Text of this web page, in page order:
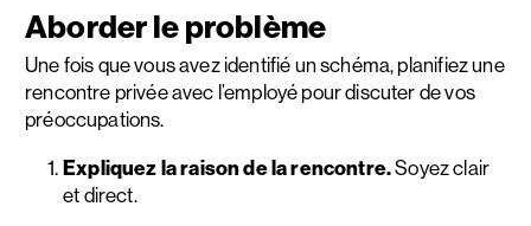
Aborder le problème
Une fois que vous avez identifié un schéma, planifiez une
rencontre privée avec l’employé pour discuter de vos
préoccupations.
Expliquez la raison de la rencontre.Soyez clair
et direct.